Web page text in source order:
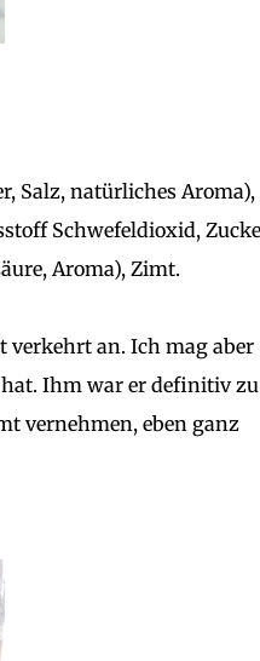
Salz, natürliches Aroma),
Schwefeldioxid,
Aroma), Zimt.
verkehrt an. Ich mag aber
Ihm war er definitiv zu
vernehmen, eben ganz